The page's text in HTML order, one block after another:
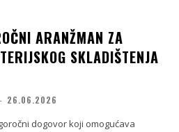
ARANŽMAN ZA
SKLADIŠTENJA
- 26.06.2026
dogovor koji omogućava